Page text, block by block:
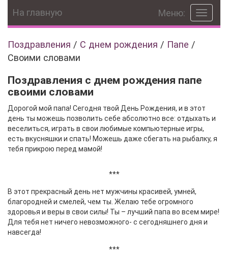
Toggle
На главную Меню:
Поздравления / С днем рождения / Папе /
Своими словами
Поздравления с днем рождения папе
своими словами
Дорогой мой папа! Сегодня твой День Рождения, и в этот
день ты можешь позволить себе абсолютно все: отдыхать и
веселиться, играть в свои любимые компьютерные игры,
есть вкусняшки и спать! Можешь даже сбегать на рыбалку, я
тебя прикрою перед мамой!
***
В этот прекрасный день нет мужчины красивей, умней,
благородней и смелей, чем ты. Желаю тебе огромного
здоровья и веры в свои силы! Ты – лучший папа во всем мире!
Для тебя нет ничего невозможного- с сегодняшнего дня и
навсегда!
***